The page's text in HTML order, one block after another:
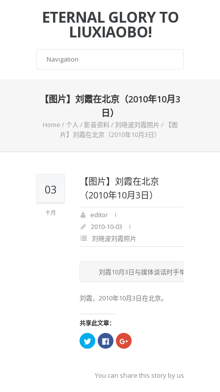
ETERNAL GLORY TO
LIUXIAOBO!
【图片】刘霞在北京（2010年10月3
日）
Home /个人 / 影音资料/刘晓波刘霞照片 /
【图
片】刘霞在北京（2010年10月3日）
03
十月
【图片】刘霞在北京
（2010年10月3日）
editor
2010-10-03
刘晓波刘霞照片
刘霞10月3日与媒体谈话时手举刘晓波照片
刘霞，2010年10月3日在北京。
共享此文章：
点
击
共
享
点
击
共
享
点
击
共
享
You can share this story by using your